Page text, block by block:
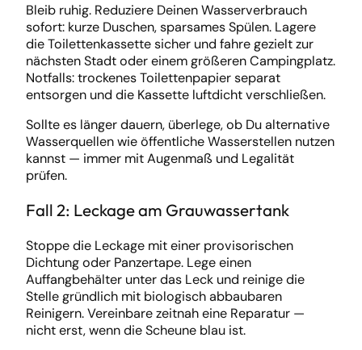
Bleib ruhig. Reduziere Deinen Wasserverbrauch
sofort: kurze Duschen, sparsames Spülen. Lagere
die Toilettenkassette sicher und fahre gezielt zur
nächsten Stadt oder einem größeren Campingplatz.
Notfalls: trockenes Toilettenpapier separat
entsorgen und die Kassette luftdicht verschließen.
Sollte es länger dauern, überlege, ob Du alternative
Wasserquellen wie öffentliche Wasserstellen nutzen
kannst — immer mit Augenmaß und Legalität
prüfen.
Fall 2: Leckage am Grauwassertank
Stoppe die Leckage mit einer provisorischen
Dichtung oder Panzertape. Lege einen
Auffangbehälter unter das Leck und reinige die
Stelle gründlich mit biologisch abbaubaren
Reinigern. Vereinbare zeitnah eine Reparatur —
nicht erst, wenn die Scheune blau ist.